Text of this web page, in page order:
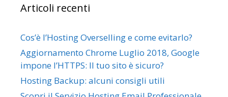
a
e
:
Articoli recenti
Cos’è l’Hosting Overselling e come evitarlo?
Aggiornamento Chrome Luglio 2018, Google
impone l’HTTPS: Il tuo sito è sicuro?
Hosting Backup: alcuni consigli utili